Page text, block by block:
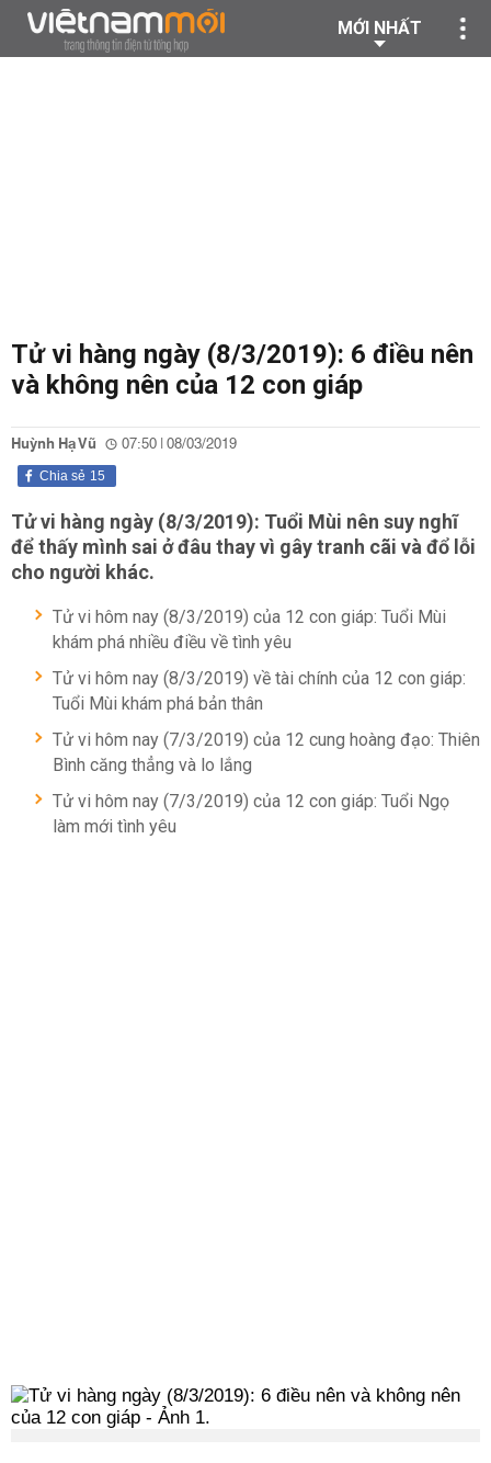
MỚI NHẤT
Tử vi hàng ngày (8/3/2019): 6 điều nên
và không nên của 12 con giáp
Huỳnh Hạ Vũ 07:50 | 08/03/2019
15
Chia sẻ
Tử vi hàng ngày (8/3/2019): Tuổi Mùi nên suy nghĩ
để thấy mình sai ở đâu thay vì gây tranh cãi và đổ lỗi
cho người khác.
Tử vi hôm nay (8/3/2019) của 12 con giáp: Tuổi Mùi
khám phá nhiều điều về tình yêu
Tử vi hôm nay (8/3/2019) về tài chính của 12 con giáp:
Tuổi Mùi khám phá bản thân
Tử vi hôm nay (7/3/2019) của 12 cung hoàng đạo: Thiên
Bình căng thẳng và lo lắng
Tử vi hôm nay (7/3/2019) của 12 con giáp: Tuổi Ngọ
làm mới tình yêu